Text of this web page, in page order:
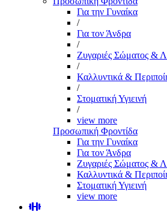
Για την Γυναίκα
/
Για τον Άνδρα
/
Ζυγαριές Σώματος &
/
Καλλυντικά &
/
Στοματική Υγιεινή
/
view more
Προσωπική Φροντίδα
Για την Γυναίκα
Για τον Άνδρα
Ζυγαριές Σώματος &
Καλλυντικά &
Στοματική Υγιεινή
view more